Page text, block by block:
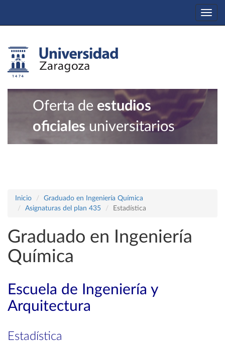
Oferta de estudios
oficiales universitarios
Inicio
Graduado en Ingeniería Química
Asignaturas del plan 435
Estadística
Graduado en Ingeniería
Química
Escuela de Ingeniería y
Arquitectura
Estadística